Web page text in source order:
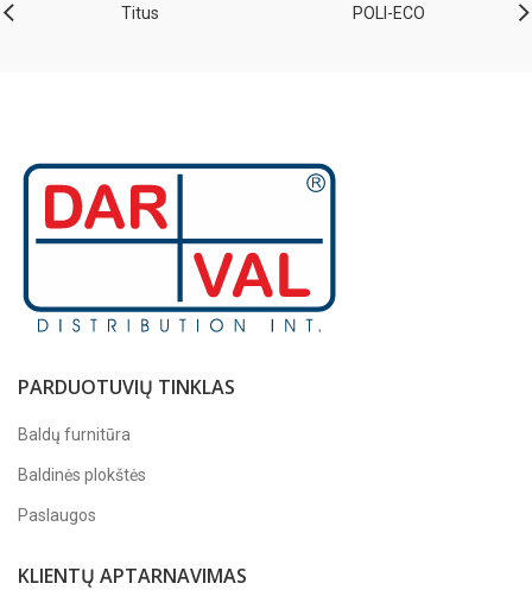
Titus POLI-ECO
PARDUOTUVIŲ TINKLAS
Baldų furnitūra
Baldinės plokštės
Paslaugos
KLIENTŲ APTARNAVIMAS